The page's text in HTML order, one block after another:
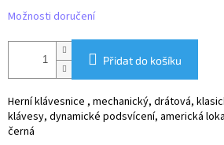
Možnosti doručení
Přidat do košíku
Herní klávesnice , mechanický, drátová,
klávesy, dynamické podsvícení, americká
černá